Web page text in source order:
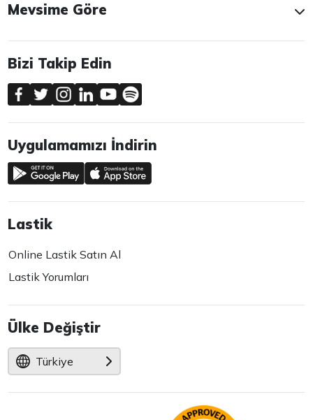
Mevsime Göre
Bizi Takip Edin
Uygulamamızı İndirin
Lastik
Online Lastik Satın Al
Lastik Yorumları
Ülke Değiştir
Türkiye